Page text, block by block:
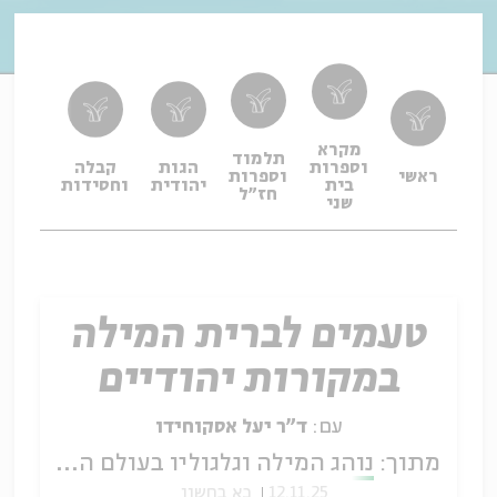
ראשי
מקרא
וספרות
בית
שני
תלמוד
וספרות
חז"ל
הגות
יהודית
קבלה
וחסידות
טעמים לברית המילה
במקורות יהודיים
עם: ד"ר יעל אסקוחידו
מתוך: נוהג המילה וגלגוליו בעולם העתיק
12.11.25 כא בחשון